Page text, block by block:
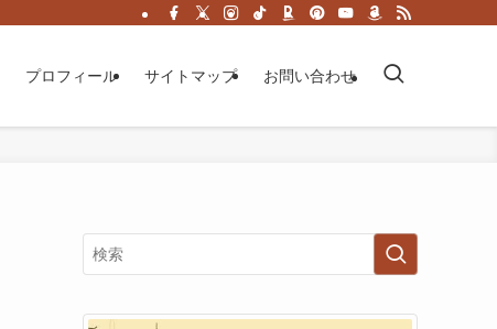
プロフィール サイトマップ お問い合わせ